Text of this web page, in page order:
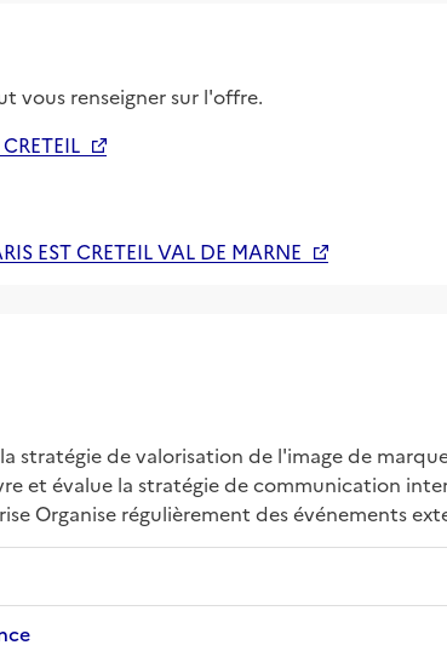
vous renseigner sur l'offre.
EST CRETEIL VAL DE MARNE
stratégie de valorisation de l'image de
et évalue la stratégie de communication
Organise régulièrement des événements